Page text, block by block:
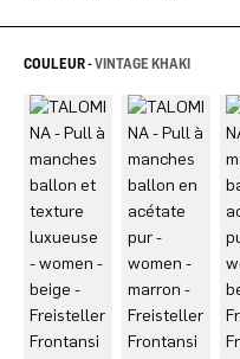
COULEUR -VINTAGE KHAKI